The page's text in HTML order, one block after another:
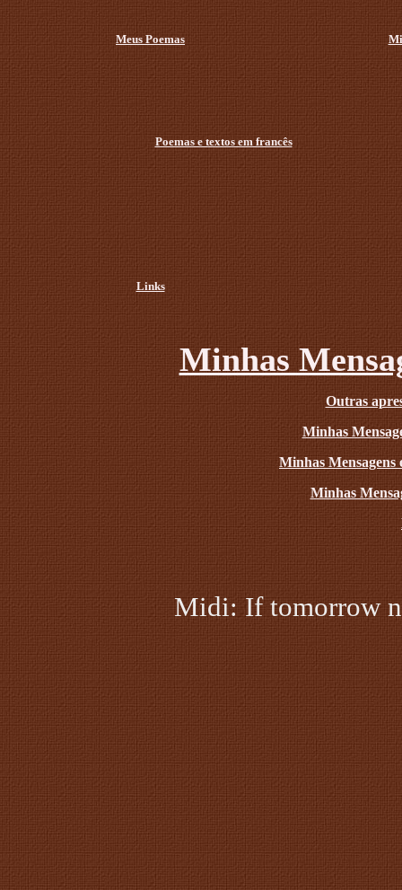
Meus Poemas
Poemas e textos em francês
Links
Minhas
Outras
Minhas
Minhas
Minhas
Midi: If tomorrow